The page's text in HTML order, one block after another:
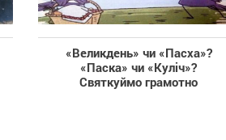
«Великдень» чи «Пасха»?
«Паска» чи «Куліч»?
Святкуймо грамотно